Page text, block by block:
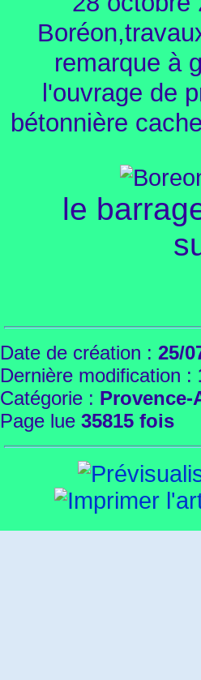
remarque à
l'ouvrage de
bétonnière
le
Date de création : 25/
Dernière modification :
Catégorie : Provence-
Page lue 35815 fois